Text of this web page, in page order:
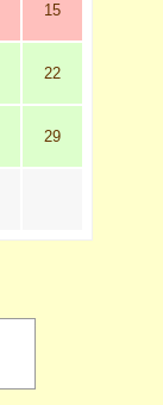
15
22
29